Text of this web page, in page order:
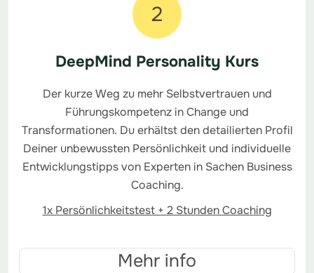
2
DeepMind Personality Kurs
Der kurze Weg zu mehr Selbstvertrauen und
Führungskompetenz in Change und
Transformationen. Du erhältst den detailierten Profil
Deiner unbewussten Persönlichkeit und individuelle
Entwicklungstipps von Experten in Sachen Business
Coaching.
1x Persönlichkeitstest + 2 Stunden Coaching
Mehr info